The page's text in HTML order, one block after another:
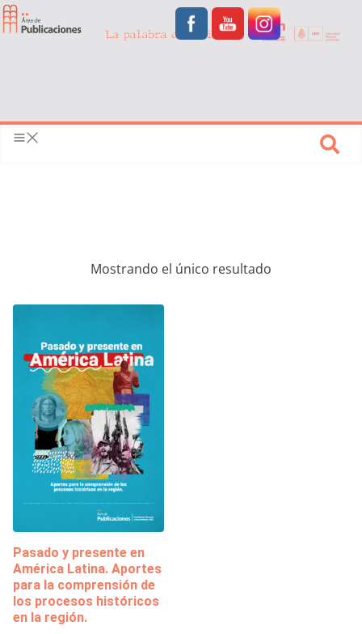
Mostrando el único resultado
Pasado y presente en
América Latina. Aportes
para la comprensión de
los procesos históricos
en la región.